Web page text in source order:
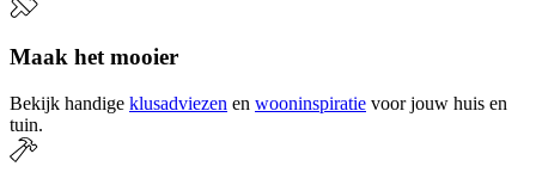
Maak het mooier
Bekijk handige klusadviezen en wooninspiratie voor jouw huis en
tuin.